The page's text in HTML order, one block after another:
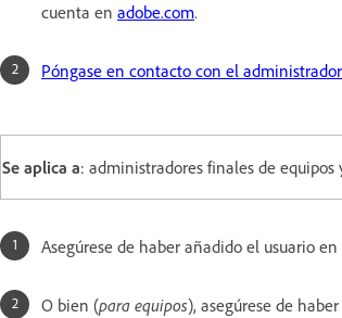
cuenta en adobe.com.
Póngase en contacto con el
Se aplica a: administradores finales de equipos
Asegúrese de haber añadido el usuario
O bien (para equipos), asegúrese de haber